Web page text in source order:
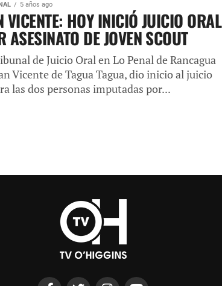
5 años ago
VICENTE: HOY INICIÓ JUICIO ORAL
ASESINATO DE JOVEN SCOUT
de Juicio Oral en Lo Penal de Rancagua
Vicente de Tagua Tagua, dio inicio al juicio
las dos personas imputadas por...